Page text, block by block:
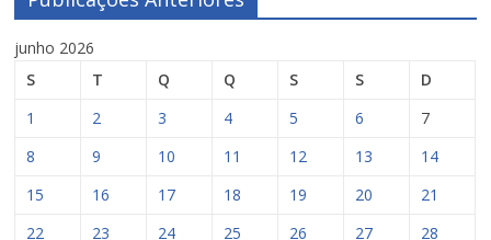
junho 2026
S
T Q Q S S
D
1
2 3 4 5 6
7
8
9 10 11 12 13
14
15
16 17 18 19 20
21
22
23 24 25 26 27
28